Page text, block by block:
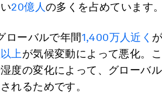
20億人の多くを占めています。
ローバルで年間1,400万人近く
上が気候変動によって悪化。
度の変化によって、グローバ
れるためです。